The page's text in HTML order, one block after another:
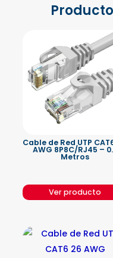
Cable de Red UTP
AWG 8P8C/RJ45 –
Metros
Ver producto